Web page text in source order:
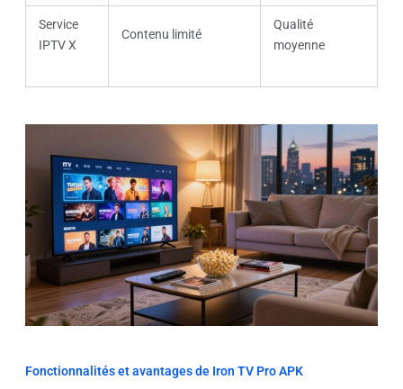
Service
IPTV X
Contenu limité
Qualité
moyenne
Fonctionnalités et avantages de Iron TV Pro APK